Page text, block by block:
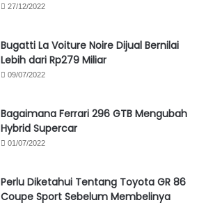
27/12/2022
Bugatti La Voiture Noire Dijual Bernilai
Lebih dari Rp279 Miliar
09/07/2022
Bagaimana Ferrari 296 GTB Mengubah
Hybrid Supercar
01/07/2022
Perlu Diketahui Tentang Toyota GR 86
Coupe Sport Sebelum Membelinya